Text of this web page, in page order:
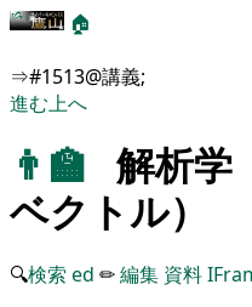
🏠
⇒#1513@講義;
進む上へ
👨‍🏫 解析学
ベクトル）
🔍検索 ed ✏編集 資料